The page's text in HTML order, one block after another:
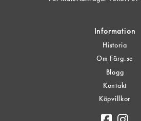
Information
Historia
Om Färg.se
Blogg
Kontakt
Köpvillkor